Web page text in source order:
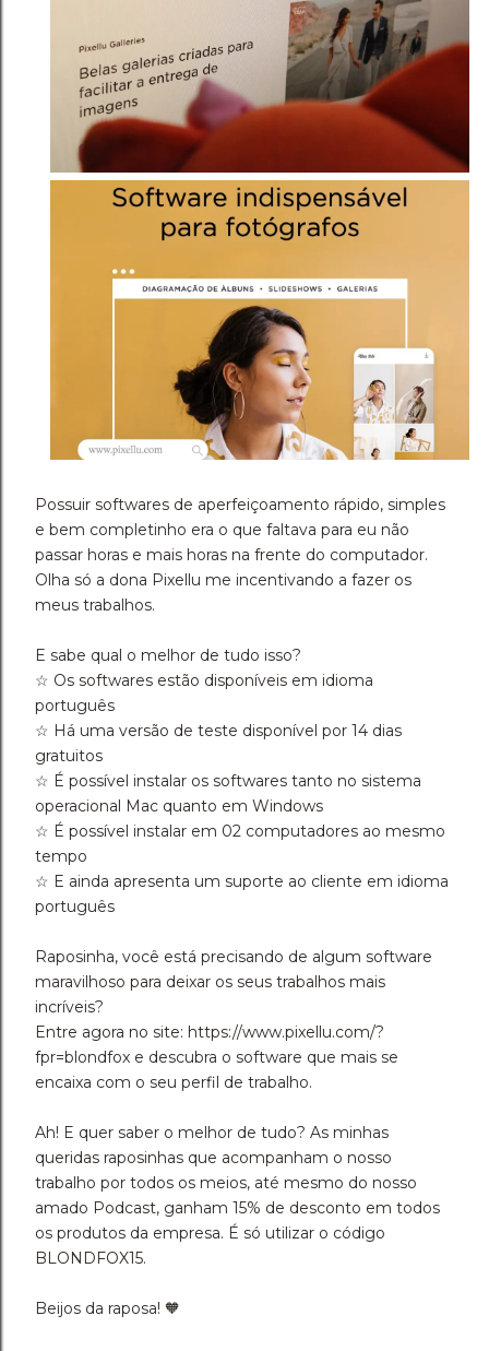
Possuir softwares de aperfeiçoamento rápido, simples
e bem completinho era o que faltava para eu não
passar horas e mais horas na frente do computador.
Olha só a dona Pixellu me incentivando a fazer os
meus trabalhos.
E sabe qual o melhor de tudo isso?
☆ Os softwares estão disponíveis em idioma
português
☆ Há uma versão de teste disponível por 14 dias
gratuitos
☆ É possível instalar os softwares tanto no sistema
operacional Mac quanto em Windows
☆ É possível instalar em 02 computadores ao mesmo
tempo
☆ E ainda apresenta um suporte ao cliente em idioma
português
Raposinha, você está precisando de algum software
maravilhoso para deixar os seus trabalhos mais
incríveis?
Entre agora no site: https://www.pixellu.com/?
fpr=blondfox e descubra o software que mais se
encaixa com o seu perfil de trabalho.
Ah! E quer saber o melhor de tudo? As minhas
queridas raposinhas que acompanham o nosso
trabalho por todos os meios, até mesmo do nosso
amado Podcast, ganham 15% de desconto em todos
os produtos da empresa. É só utilizar o código
BLONDFOX15.
Beijos da raposa! 🧡